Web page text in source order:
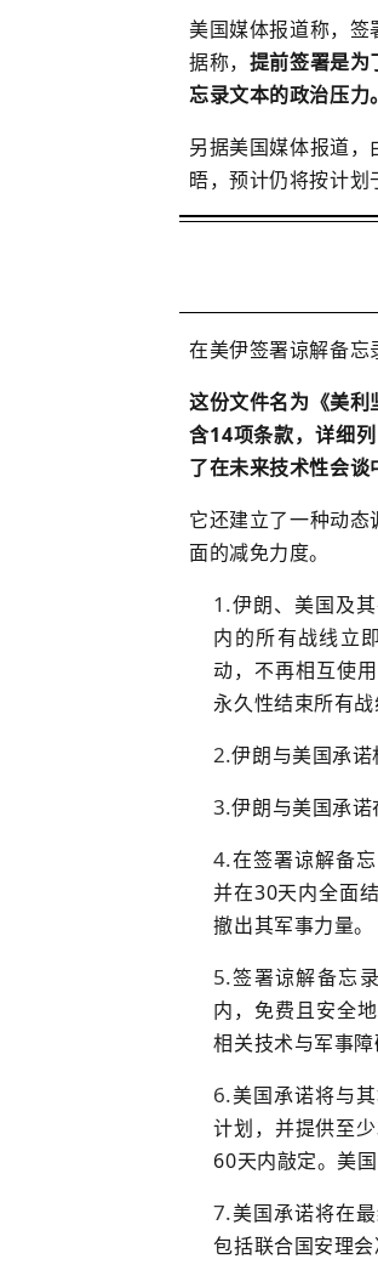
美国媒体报道称，签
据称， 提前签署是为
忘录文本的政治压力。
另据美国媒体报道
晤，预计仍将按计划
在美伊签署谅解备忘
这份文件名为《美
含14项条款，详细
了在未来技术性会谈
它还建立了一种动
面的减免力度。
伊朗、美国及
内的所有战线立
动，不再相互使
永久性结束所有
伊朗与美国承诺
伊朗与美国承诺
在签署谅解备
并在30天内全面
撤出其军事力量。
签署谅解备忘
内，免费且安全
相关技术与军事
美国承诺将与其
计划，并提供至
60天内敲定。美
美国承诺将在
包括联合国安理会